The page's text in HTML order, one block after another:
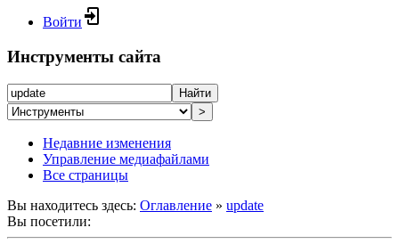
Войти
Инструменты сайта
Найти
>
Недавние изменения
Управление медиафайлами
Все страницы
Вы находитесь здесь: Оглавление » update
Вы посетили: